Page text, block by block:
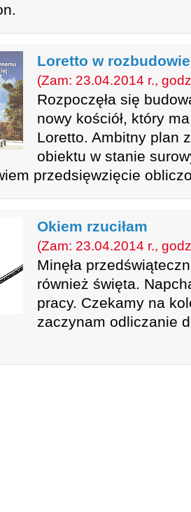
Loretto w rozbudowie
(Zam: 23.04.2014 r.,
Rozpoczęła się
nowy kościół, który
Loretto. Ambitny plan
obiektu w stanie
przedsięwzięcie
Okiem rzuciłam
(Zam: 23.04.2014 r.,
Minęła
również święta.
pracy. Czekamy na
zaczynam odliczanie